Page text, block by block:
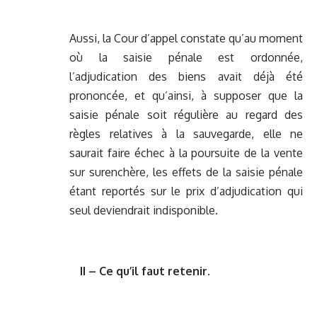
Aussi, la Cour d’appel constate qu’au moment
où la saisie pénale est ordonnée,
l’adjudication des biens avait déjà été
prononcée, et qu’ainsi, à supposer que la
saisie pénale soit régulière au regard des
règles relatives à la sauvegarde, elle ne
saurait faire échec à la poursuite de la vente
sur surenchère, les effets de la saisie pénale
étant reportés sur le prix d’adjudication qui
seul deviendrait indisponible.
II – Ce qu’il faut retenir.